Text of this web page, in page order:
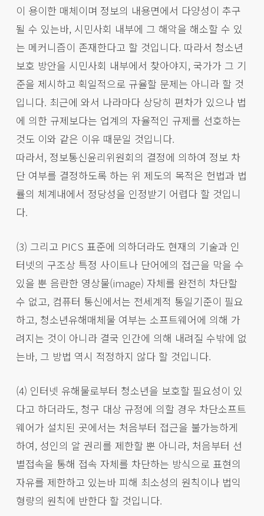
이 용이한 매체이며 정보의 내용면에서 다양성이 추구
될 수 있는바, 시민사회 내부에 그 해악을 해소할 수 있
는 메커니즘이 존재한다고 할 것입니다. 따라서 청소년
보호 방안을 시민사회 내부에서 찾아야지, 국가가 그 기
준을 제시하고 획일적으로 규율할 문제는 아니라 할 것
입니다. 최근에 와서 나라마다 상당히 편차가 있으나 법
에 의한 규제보다는 업계의 자율적인 규제를 선호하는
것도 이와 같은 이유 때문일 것입니다.
따라서, 정보통신윤리위원회의 결정에 의하여 정보 차
단 여부를 결정하도록 하는 위 제도의 목적은 헌법과 법
률의 체계내에서 정당성을 인정받기 어렵다 할 것입니
다.
(3) 그리고 PICS 표준에 의하더라도 현재의 기술과 인
터넷의 구조상 특정 사이트나 단어에의 접근을 막을 수
있을 뿐 음란한 영상물(image) 자체를 완전히 차단할
수 없고, 컴퓨터 통신에서는 전세계적 통일기준이 필요
하고, 청소년유해매체물 여부는 소프트웨어에 의해 가
려지는 것이 아니라 결국 인간에 의해 내려질 수밖에 없
는바, 그 방법 역시 적정하지 않다 할 것입니다.
(4) 인터넷 유해물로부터 청소년을 보호할 필요성이 있
다고 하더라도, 청구 대상 규정에 의할 경우 차단소프트
웨어가 설치된 곳에서는 처음부터 접근을 불가능하게
하여, 성인의 알 권리를 제한할 뿐 아니라, 처음부터 선
별접속을 통해 접속 자체를 차단하는 방식으로 표현의
자유를 제한하고 있는바 피해 최소성의 원칙이나 법익
형량의 원칙에 반한다 할 것입니다.